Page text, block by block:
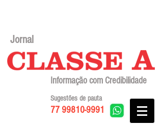
Jornal
Informação com Credibilidade
77 99810-9991
Sugestões de pauta